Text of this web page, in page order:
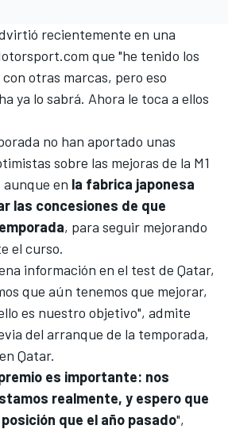
recientemente en una
que "he tenido los
otras marcas, pero eso
ya lo sabrá. Ahora le toca a ellos
no han aportado unas
sobre las mejoras de la M1
en la fabrica japonesa
las concesiones de que
, para seguir mejorando
el curso.
información en el test de Qatar,
que aún tenemos que mejorar,
es nuestro objetivo", admite
del arranque de la temporada,
Qatar.
es importante: nos
realmente, y espero que
que el año pasado",